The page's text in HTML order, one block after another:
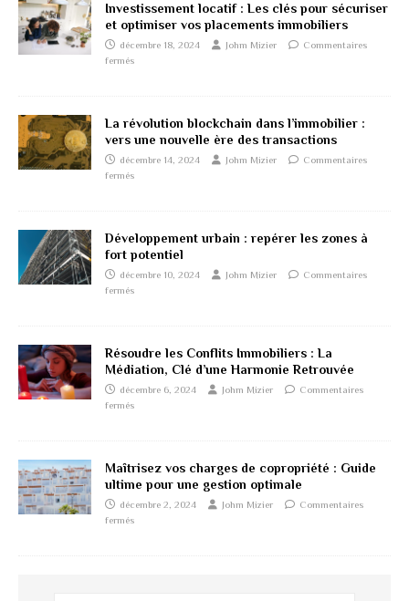
Investissement locatif : Les clés pour sécuriser
et optimiser vos placements immobiliers
décembre 18, 2024 Johm Mizier
Commentaires
fermés
La révolution blockchain dans l’immobilier :
vers une nouvelle ère des transactions
décembre 14, 2024 Johm Mizier
Commentaires
fermés
Développement urbain : repérer les zones à
fort potentiel
décembre 10, 2024 Johm Mizier
Commentaires
fermés
Résoudre les Conflits Immobiliers : La
Médiation, Clé d’une Harmonie Retrouvée
décembre 6, 2024 Johm Mizier
Commentaires
fermés
Maîtrisez vos charges de copropriété : Guide
ultime pour une gestion optimale
décembre 2, 2024 Johm Mizier
Commentaires
fermés